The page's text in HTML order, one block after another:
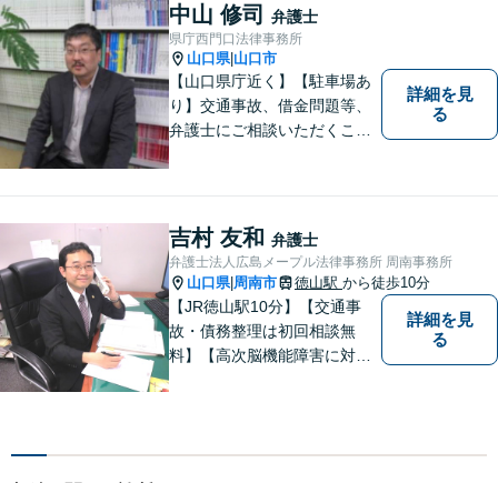
中山 修司 弁護士
県庁西門口法律事務所
山口県| 山口市
【山口県庁近く】【駐車場あ
り】交通事故、借金問題等、
弁護士にご相談いただくこと
談ください。専門知識を有す
る弁護士が、客観的視点から
事案を検討し、最適の解決方
法を探ります。
詳細を見
る
吉村 友和 弁護士
弁護士法人広島メープル法律事務所 周南事務所
山口県| 周南市 徳山駅 から徒歩10分
【JR徳山駅10分】【交通事
故・債務整理は初回相談無
料】【高次脳機能障害に対応
トナー」として、お客さまに
詳細を見
る